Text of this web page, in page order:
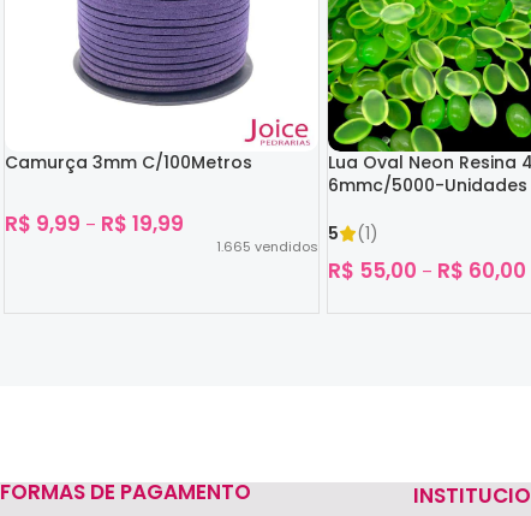
Camurça 3mm C/100Metros
R$ 9,99 – R$ 19,99
1.665 vendidos
Lua Oval Neon Resina
6mmc/5000-Unidades
5
(1)
R$ 55,00 – R$ 60,00
Read more
FORMAS DE PAGAMENTO